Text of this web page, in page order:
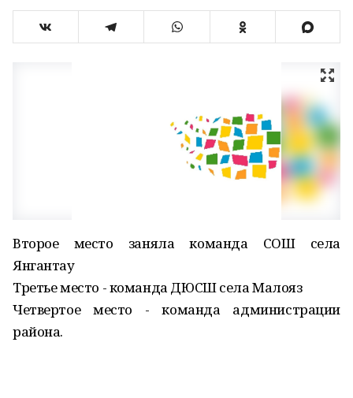
Второе место заняла команда СОШ села
Янгантау
Третье место - команда ДЮСШ села Малояз
Четвертое место - команда администрации
района.